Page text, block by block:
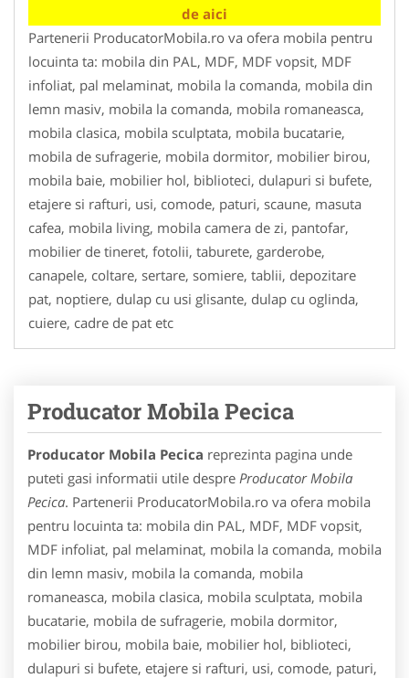
de aici
Partenerii ProducatorMobila.ro va ofera mobila pentru
locuinta ta: mobila din PAL, MDF, MDF vopsit, MDF
infoliat, pal melaminat, mobila la comanda, mobila din
lemn masiv, mobila la comanda, mobila romaneasca,
mobila clasica, mobila sculptata, mobila bucatarie,
mobila de sufragerie, mobila dormitor, mobilier birou,
mobila baie, mobilier hol, biblioteci, dulapuri si bufete,
etajere si rafturi, usi, comode, paturi, scaune, masuta
cafea, mobila living, mobila camera de zi, pantofar,
mobilier de tineret, fotolii, taburete, garderobe,
canapele, coltare, sertare, somiere, tablii, depozitare
pat, noptiere, dulap cu usi glisante, dulap cu oglinda,
cuiere, cadre de pat etc
Producator Mobila Pecica
Producator Mobila Pecica reprezinta pagina unde
puteti gasi informatii utile despre Producator Mobila
Pecica. Partenerii ProducatorMobila.ro va ofera mobila
pentru locuinta ta: mobila din PAL, MDF, MDF vopsit,
MDF infoliat, pal melaminat, mobila la comanda, mobila
din lemn masiv, mobila la comanda, mobila
romaneasca, mobila clasica, mobila sculptata, mobila
bucatarie, mobila de sufragerie, mobila dormitor,
mobilier birou, mobila baie, mobilier hol, biblioteci,
dulapuri si bufete, etajere si rafturi, usi, comode, paturi,